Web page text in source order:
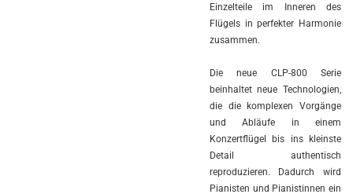
Einzelteile im Inneren des
Flügels in perfekter Harmonie
zusammen.
Die neue CLP-800 Serie
beinhaltet neue Technologien,
die die komplexen Vorgänge
und Abläufe in einem
Konzertflügel bis ins kleinste
Detail authentisch
reproduzieren. Dadurch wird
Pianisten und Pianistinnen ein